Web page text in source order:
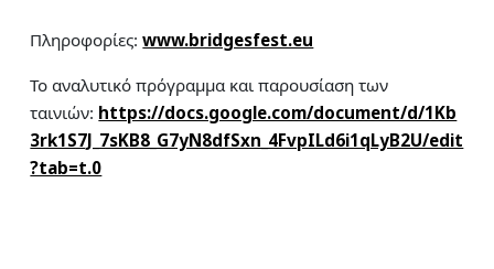
Πληροφορίες:www.bridgesfest.eu
Το αναλυτικό πρόγραμμα και παρουσίαση των
ταινιών: https://docs.google.com/document/d/1Kb
3rk1S7J_7sKB8_G7yN8dfSxn_4FvpILd6i1qLyB2U/edit
?tab=t.0